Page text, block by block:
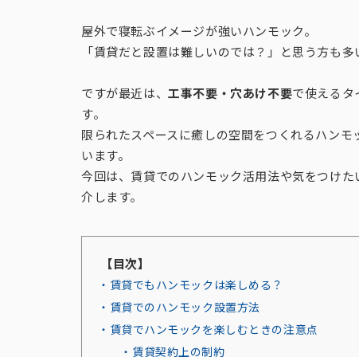
屋外で寝転ぶイメージが強いハンモック。
「賃貸だと設置は難しいのでは？」と思う方も多
ですが最近は、工事不要・穴あけ不要で使えるタ
す。
限られたスペースに癒しの空間をつくれるハン
います。
今回は、賃貸でのハンモック活用法や気をつけ
介します。
【目次】
・賃貸でもハンモックは楽しめる？
・賃貸でのハンモック設置方法
・賃貸でハンモックを楽しむときの注意点
・賃貸契約上の制約